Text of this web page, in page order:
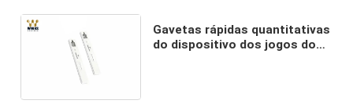
Gavetas rápidas quantitativas
do dispositivo dos jogos do